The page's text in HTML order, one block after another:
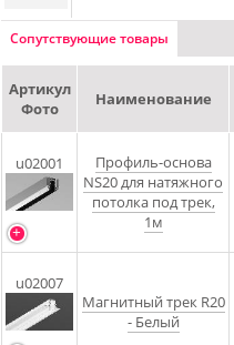
Сопутствующие товары
Артикул
Фото
Наименование
u02001
Профиль-основа
NS20 для натяжного
потолка под трек,
1м
u02007
Магнитный трек R20
- Белый